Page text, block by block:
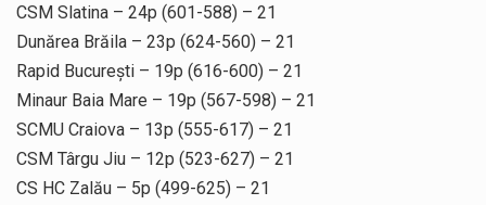
CSM Slatina – 24p (601-588) – 21
Dunărea Brăila – 23p (624-560) – 21
Rapid București – 19p (616-600) – 21
Minaur Baia Mare – 19p (567-598) – 21
SCMU Craiova – 13p (555-617) – 21
CSM Târgu Jiu – 12p (523-627) – 21
CS HC Zalău – 5p (499-625) – 21